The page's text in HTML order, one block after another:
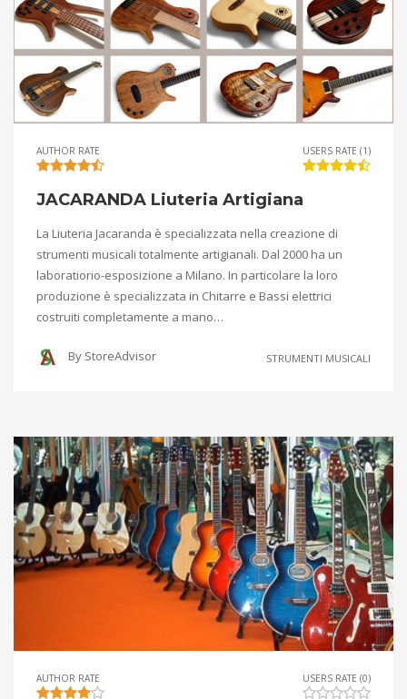
AUTHOR RATE USERS RATE (1)
JACARANDA Liuteria Artigiana
La Liuteria Jacaranda è specializzata nella creazione di
strumenti musicali totalmente artigianali. Dal 2000 ha un
laboratiorio-esposizione a Milano. In particolare la loro
produzione è specializzata in Chitarre e Bassi elettrici
costruiti completamente a mano…
By StoreAdvisor STRUMENTI MUSICALI
AUTHOR RATE USERS RATE (0)